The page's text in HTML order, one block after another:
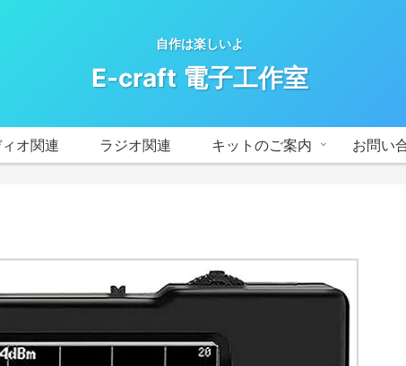
自作は楽しいよ
E-craft 電子工作室
オ関連 ラジオ関連 キットのご案内 お問い